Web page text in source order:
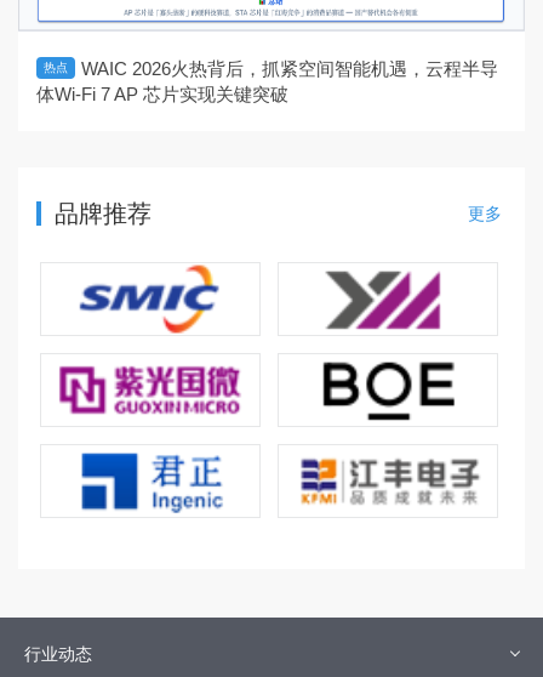
热点
WAIC 2026火热背后，抓紧空间智能机遇，云程半导
体Wi-Fi 7 AP 芯片实现关键突破
品牌推荐 更多
行业动态